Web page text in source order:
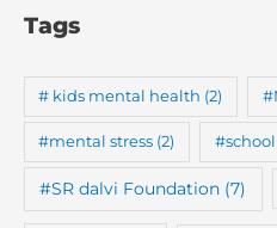
Tags
# kids mental health (2)
#mental stress (2)
#SR dalvi Foundation (7)